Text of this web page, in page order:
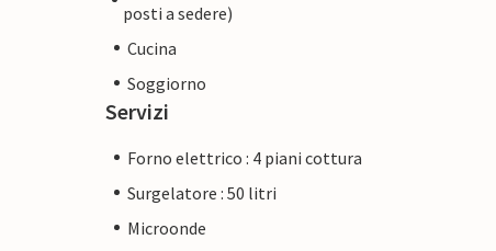
posti a sedere)
Cucina
Soggiorno
Servizi
Forno elettrico : 4 piani cottura
Surgelatore : 50 litri
Microonde